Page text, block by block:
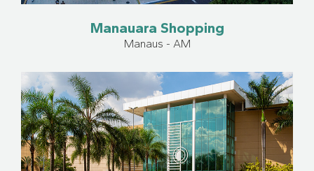
Manauara Shopping
Manaus - AM